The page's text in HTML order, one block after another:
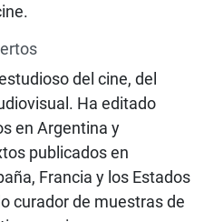
del cine, del
Ha editado
en Argentina y
publicados en
Francia y los Estados
curador de muestras de